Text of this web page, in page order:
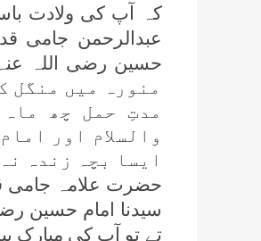
کہ آپ کی ولادت
عبدالرحمن جامی
منورہ میں منگل
مدتِ حمل چھ
والسلام اور
ایسا بچہ زندہ
حضرت علامہ جامی
سیدنا امام حسین
تے تو آپ کی مبارک